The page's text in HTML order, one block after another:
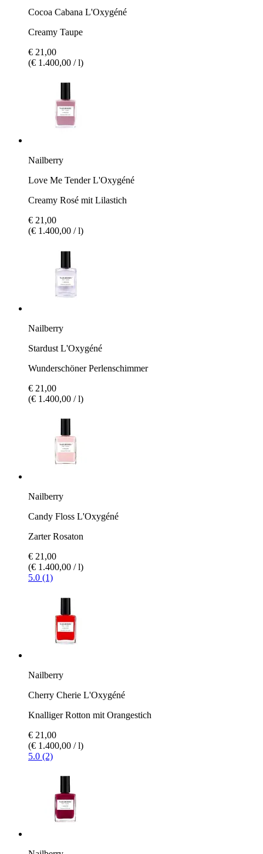
Cocoa Cabana L'Oxygéné
Creamy Taupe
€ 21,00
(€ 1.400,00 / l)
Nailberry
Love Me Tender L'Oxygéné
Creamy Rosé mit Lilastich
€ 21,00
(€ 1.400,00 / l)
Nailberry
Stardust L'Oxygéné
Wunderschöner Perlenschimmer
€ 21,00
(€ 1.400,00 / l)
Nailberry
Candy Floss L'Oxygéné
Zarter Rosaton
€ 21,00
(€ 1.400,00 / l)
5.0 (1)
Nailberry
Cherry Cherie L'Oxygéné
Knalliger Rotton mit Orangestich
€ 21,00
(€ 1.400,00 / l)
5.0 (2)